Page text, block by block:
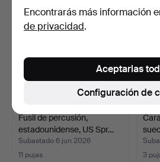
Fusil de percusión,
estadounidense, US Spr…
Subastado 6 jun 2026
11 pujas
3
Encontrarás más información
de privacidad.
Configuración de
Aceptarlas